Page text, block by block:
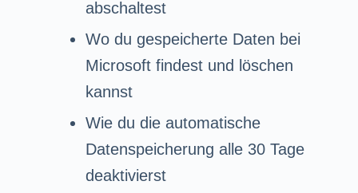
abschaltest
Wo du gespeicherte Daten bei
Microsoft findest und löschen
kannst
Wie du die automatische
Datenspeicherung alle 30 Tage
deaktivierst